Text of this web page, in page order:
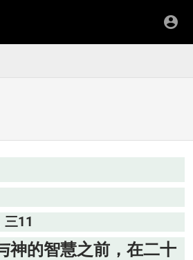
11
神的智慧之前，在二十